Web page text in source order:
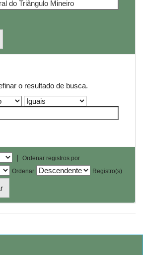
o resultado de busca.
|
Ordenar registros por
Ordenar
Registro(s)